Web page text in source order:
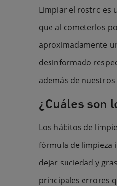
Limpiar el rostro es
que al cometerlos
aproximadamente
desinformado
además de
¿Cuáles son
Los hábitos de
fórmula de limpieza
dejar suciedad y
principales errores